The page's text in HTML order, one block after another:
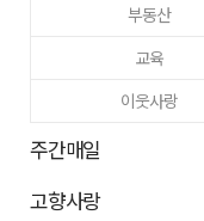
부동산
교육
이웃사랑
주간매일
고향사랑